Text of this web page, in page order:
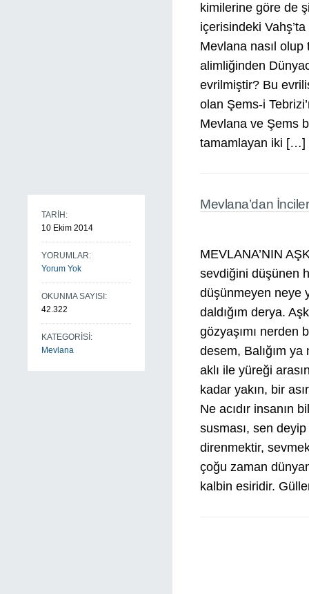
kimilerine göre de
içerisindeki
Mevlana nasıl olup
alimliğinden
evrilmiştir? Bu
olan Şems-i
Mevlana ve Şems
tamamlayan iki […]
TARİH:
10 Ekim 2014
YORUMLAR:
Yorum Yok
OKUNMA SAYISI:
42.322
KATEGORİSİ:
Mevlana
Mevlana’dan İnciler
MEVLANA’NIN
sevdiğini düşünen
düşünmeyen neye
daldığım derya.
gözyaşımı nerden
desem, Balığım
aklı ile yüreği
kadar yakın, bir
Ne acıdır insanın
susması, sen
direnmektir,
çoğu zaman
kalbin esiridir.